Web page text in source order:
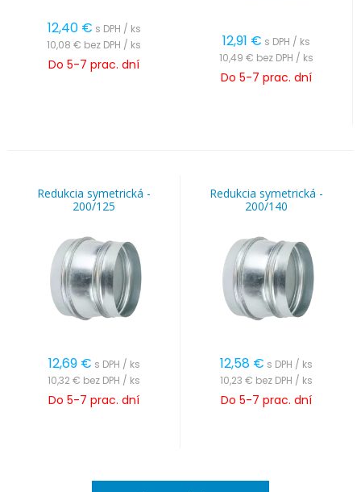
12,40 € s DPH / ks
10,08 € bez DPH / ks
Do 5-7 prac. dní
12,91 € s DPH / ks
10,49 € bez DPH / ks
Do 5-7 prac. dní
Redukcia symetrická -
200/125
12,69 € s DPH / ks
10,32 € bez DPH / ks
Do 5-7 prac. dní
Redukcia symetrická -
200/140
12,58 € s DPH / ks
10,23 € bez DPH / ks
Do 5-7 prac. dní